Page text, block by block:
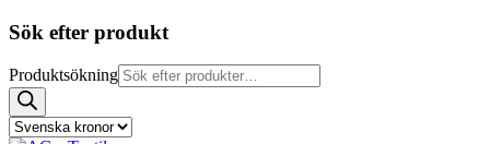
Sök efter produkt
Produktsökning